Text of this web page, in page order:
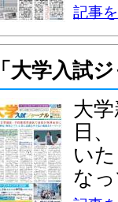
記事
「大学入試
大
日
い
な